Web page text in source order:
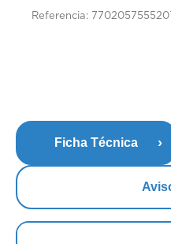
Referencia:
Ficha Técnica